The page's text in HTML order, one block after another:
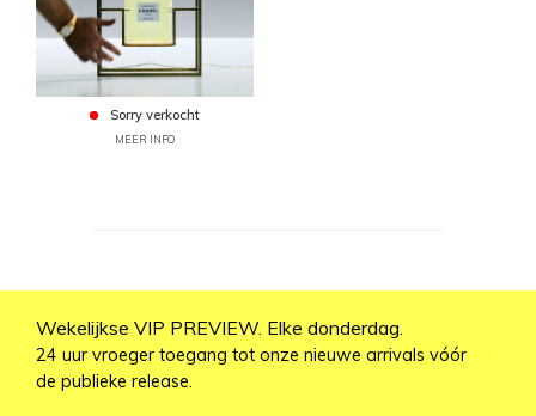
Sorry verkocht
MEER INFO
Wekelijkse VIP PREVIEW. Elke donderdag.
24 uur vroeger toegang tot onze nieuwe arrivals vóór
de publieke release.